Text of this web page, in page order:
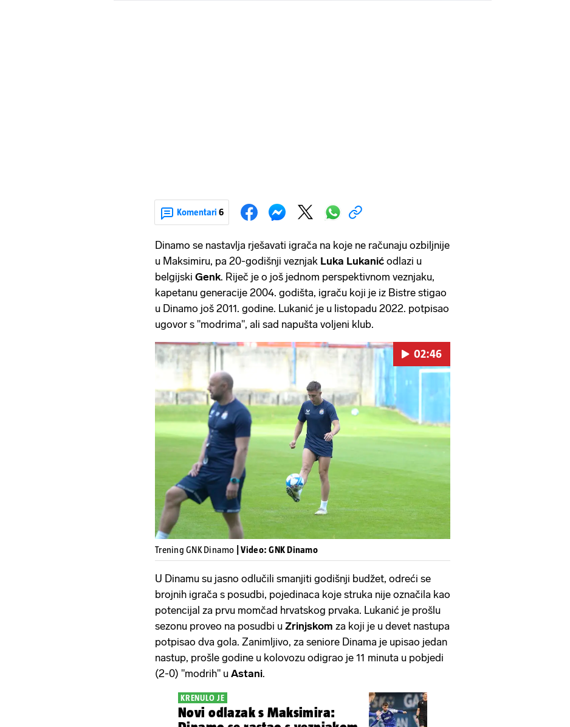
Komentari 6
Dinamo se nastavlja rješavati igrača na koje ne računaju ozbiljnije
u Maksimiru, pa 20-godišnji veznjak Luka Lukanić odlazi u
belgijski Genk. Riječ je o još jednom perspektivnom veznjaku,
kapetanu generacije 2004. godišta, igraču koji je iz Bistre stigao
u Dinamo još 2011. godine. Lukanić je u listopadu 2022. potpisao
ugovor s "modrima", ali sad napušta voljeni klub.
Pokretanje videa...
02:46
Trening GNK Dinamo | Video: GNK Dinamo
U Dinamu su jasno odlučili smanjiti godišnji budžet, odreći se
brojnih igrača s posudbi, pojedinaca koje struka nije označila kao
potencijal za prvu momčad hrvatskog prvaka. Lukanić je prošlu
sezonu proveo na posudbi u Zrinjskom za koji je u devet nastupa
potpisao dva gola. Zanimljivo, za seniore Dinama je upisao jedan
nastup, prošle godine u kolovozu odigrao je 11 minuta u pobjedi
(2-0) "modrih" u Astani.
KRENULO JE
Novi odlazak s Maksimira: